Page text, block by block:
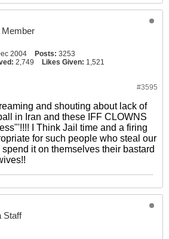
Member
2004 Posts: 3253
2,749 Likes Given: 1,521
#3595
and shouting about lack of
in Iran and these IFF CLOWNS
I Think Jail time and a firing
for such people who steal our
it on themselves their bastard
Staff